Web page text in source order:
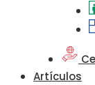
Artículos